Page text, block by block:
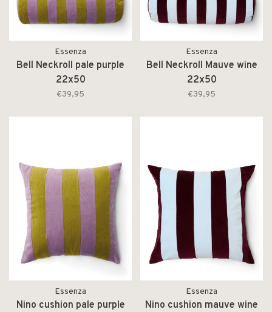
Essenza
Bell Neckroll pale purple
22x50
€39,95
Essenza
Bell Neckroll Mauve wine
22x50
€39,95
Essenza
Nino cushion pale purple
Essenza
Nino cushion mauve wine